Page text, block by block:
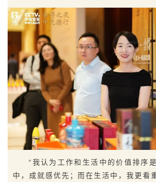
“我认为工作和生活中的价值排序
中，成就感优先；而在生活中，我更看